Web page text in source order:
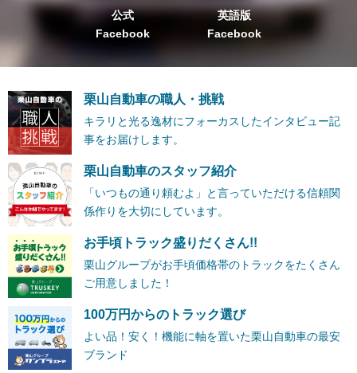
公式
Facebook
英語版
Facebook
栗山自動車の職人・挑戦
キラリと光る逸材にフォーカスしたインタビュー記
事をお届けします。
栗山自動車のスタッフ紹介
「いつもの通り頼むよ」と言っていただける信頼関
係作りを大切にしています。
お手頃トラック盛りだくさん!!
栗山グループがお手頃価格帯のトラックをたくさん
ご用意しました！
100万円からのトラック選び
よい品！安く！機能に軸を置いた栗山自動車の最安
ブランド